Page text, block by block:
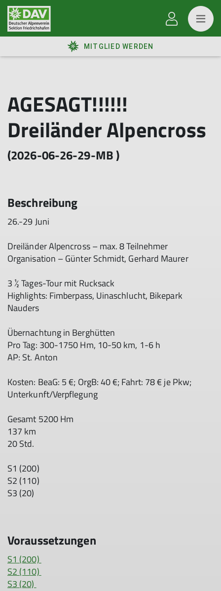
MITGLIED WERDEN
AGESAGT!!!!!!
Dreiländer Alpencross
(2026-06-26-29-MB )
Beschreibung
26.-29 Juni
Dreiländer Alpencross – max. 8 Teilnehmer
Organisation – Günter Schmidt, Gerhard Maurer
3 ½ Tages-Tour mit Rucksack
Highlights: Fimberpass, Uinaschlucht, Bikepark
Nauders
Übernachtung in Berghütten
Pro Tag: 300-1750 Hm, 10-50 km, 1-6 h
AP: St. Anton
Kosten: BeaG: 5 €; OrgB: 40 €; Fahrt: 78 € je Pkw;
Unterkunft/Verpflegung
Gesamt 5200 Hm
137 km
20 Std.
S1 (200)
S2 (110)
S3 (20)
Voraussetzungen
S1 (200)
S2 (110)
S3 (20)